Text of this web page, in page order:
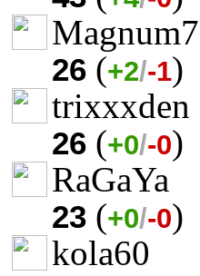
26 (+2/-1)
trixxxden
26 (+0/-0)
RaGaYa
23 (+0/-0)
kola60